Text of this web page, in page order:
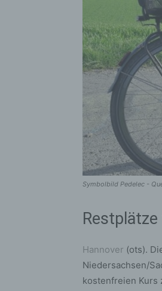
Symbolbild Pedelec -
Hannover (ots).
Niedersachsen/
kostenfreien Kurs